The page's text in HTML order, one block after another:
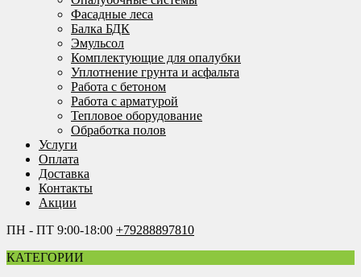
Фасадные леса
Балка БДК
Эмульсол
Комплектующие для опалубки
Уплотнение грунта и асфальта
Работа с бетоном
Работа с арматурой
Тепловое оборудование
Обработка полов
Услуги
Оплата
Доставка
Контакты
Акции
ПН - ПТ 9:00-18:00 +79288897810
КАТЕГОРИИ